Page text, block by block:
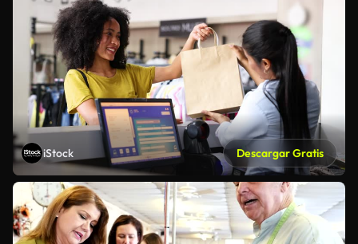
iStock Descargar Gratis